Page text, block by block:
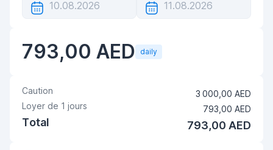
793,00 AED daily
Caution
3 000,00 AED
Loyer de 1 jours 793,00 AED
Total 793,00 AED